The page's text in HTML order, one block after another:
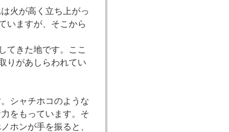
火が高く立ち上がっ
いますが、そこから
てきた地です。ここ
りがあしらわれてい
シャチホコのような
をもっています。そ
ホンが手を振ると、